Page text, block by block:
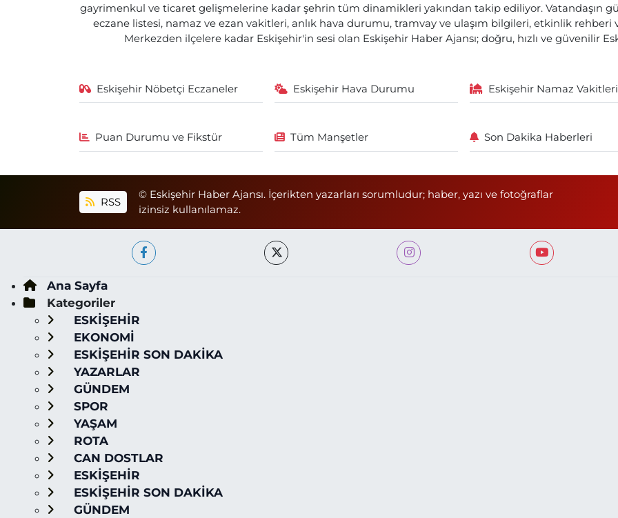
gayrimenkul ve ticaret gelişmelerine kadar şehrin tüm dinamikleri yakından takip ediliyor. Vatandaşın
eczane listesi, namaz ve ezan vakitleri, anlık hava durumu, tramvay ve ulaşım bilgileri, etkinlik
Merkezden ilçelere kadar Eskişehir'in sesi olan Eskişehir Haber Ajansı; doğru, hızlı ve güvenilir
Eskişehir Nöbetçi Eczaneler Eskişehir Hava Durumu Eskişehir Namaz Vakitleri
Puan Durumu ve Fikstür Tüm Manşetler Son Dakika Haberleri
RSS
© Eskişehir Haber Ajansı. İçerikten yazarları sorumludur; haber, yazı ve fotoğraflar
izinsiz kullanılamaz.
Ana Sayfa
Kategoriler
ESKİŞEHİR
EKONOMİ
ESKİŞEHİR SON DAKİKA
YAZARLAR
GÜNDEM
SPOR
YAŞAM
ROTA
CAN DOSTLAR
ESKİŞEHİR
ESKİŞEHİR SON DAKİKA
GÜNDEM